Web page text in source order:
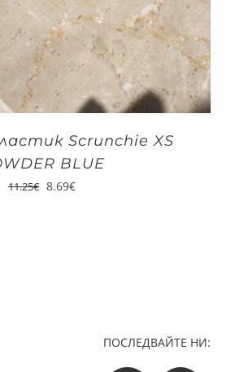
Scrunchie XS
BLUE
11.25€ 8.69€
ПОСЛЕДВАЙТЕ НИ: